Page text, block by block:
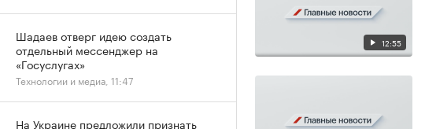
12:55
Шадаев отверг идею создать
отдельный мессенджер на
«Госуслугах»
Технологии и медиа, 11:47
На Украине предложили признать